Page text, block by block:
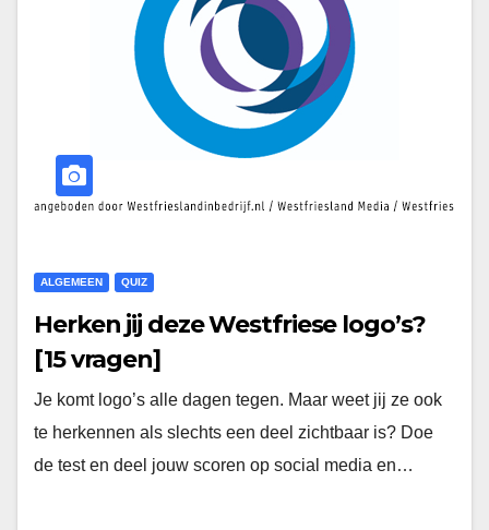
ALGEMEEN QUIZ
Herken jij deze Westfriese logo’s?
[15 vragen]
Je komt logo’s alle dagen tegen. Maar weet jij ze ook
te herkennen als slechts een deel zichtbaar is? Doe
de test en deel jouw scoren op social media en…